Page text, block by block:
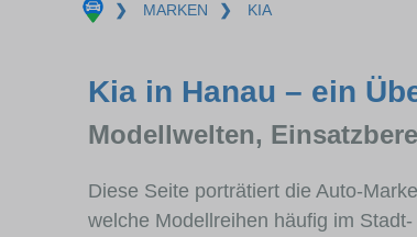
❯ MARKEN ❯ KIA
Kia in Hanau – ein
Modellwelten,
Diese Seite porträtiert die Auto-
welche Modellreihen häufig im